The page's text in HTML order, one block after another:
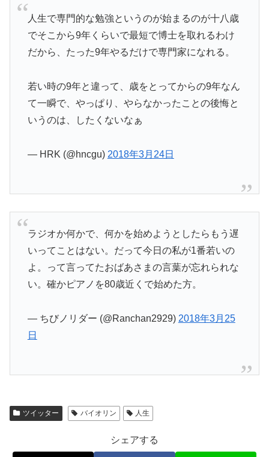
人生で専門的な勉強というのが始まるのが十八歳
でそこから9年くらいで最短で博士を取れるわけ
だから、たった9年やるだけで専門家になれる。
若い時の9年と違って、歳をとってからの9年なん
て一瞬で、やっぱり、やらなかったことの後悔と
いうのは、したくないなぁ
— HRK (@hncgu) 2018年3月24日
ラジオか何かで、何かを始めようとしたらもう遅
いってことはない。だって今日の私が1番若いの
よ。って言ってたおばあさまの言葉が忘れられな
い。確かピアノを80歳近くで始めた方。
— ちびノリダー (@Ranchan2929) 2018年3月25
日
ツイッター バイオリン 人生
シェアする